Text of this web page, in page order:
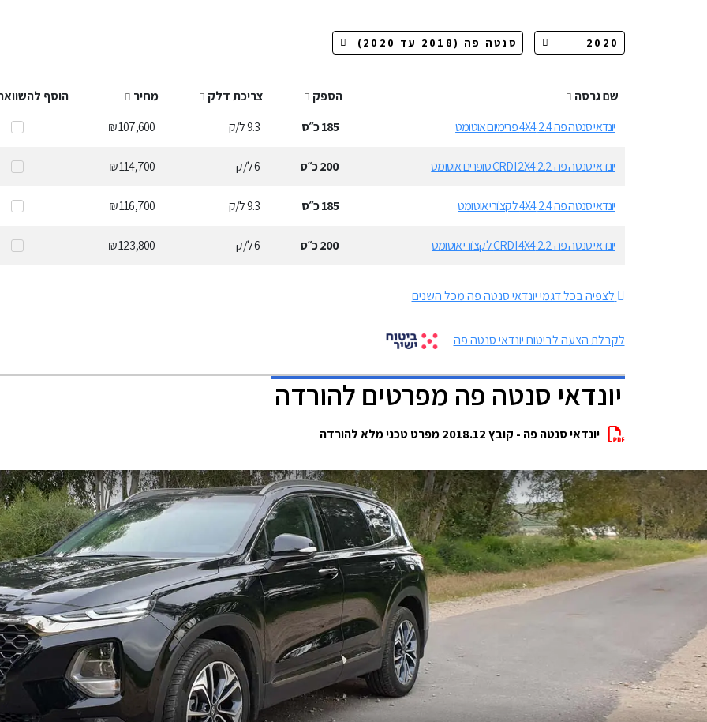
שם גרסה הספק צריכת דלק מחיר
הוסף
יונדאי סנטה פה 2.4 4X4 פרימיום אוטומט
185כ״ס 9.3ל/ק 107,600 ₪
יונדאי סנטה פה 2.2 CRDI 2X4 סופרים אוטומט 200כ״ס 6ל/ק 114,700 ₪
יונדאי סנטה פה 2.4 4X4 לקצ'ורי אוטומט 185כ״ס 9.3ל/ק 116,700 ₪
יונדאי סנטה פה 2.2 CRDI 4X4 לקצ'ורי אוטומט 200כ״ס 6ל/ק 123,800 ₪
לצפיה בכל דגמי יונדאי סנטה פה מכל השנים
לקבלת הצעה לביטוח יונדאי סנטה פה
יונדאי סנטה פה מפרטים להורדה
יונדאי סנטה פה - קובץ 2018.12 מפרט טכני מלא להורדה